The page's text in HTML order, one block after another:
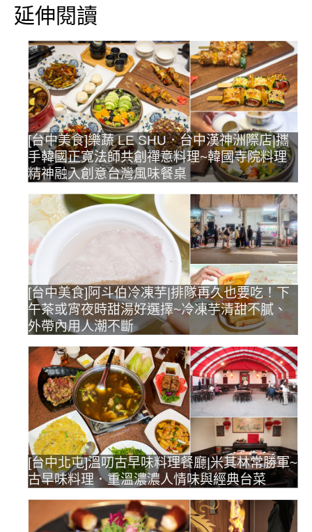
延伸閱讀
[台中美食]樂蔬 LE SHU．台中漢神洲際店|攜
手韓國正寬法師共創禪意料理~韓國寺院料理
精神融入創意台灣風味餐桌
[台中美食]阿斗伯冷凍芋|排隊再久也要吃！下
午茶或宵夜時甜湯好選擇~冷凍芋清甜不膩、
外帶內用人潮不斷
[台中北屯]溫叨古早味料理餐廳|米其林常勝軍~
古早味料理．重溫濃濃人情味與經典台菜